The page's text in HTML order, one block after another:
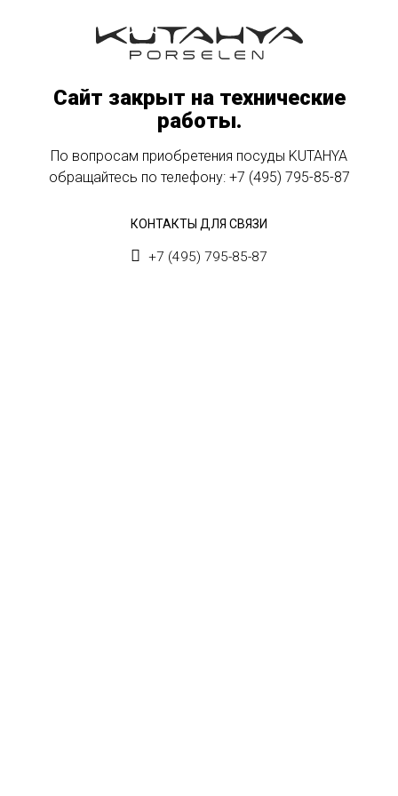
Сайт закрыт на технические
работы.
По вопросам приобретения посуды KUTAHYA
обращайтесь по телефону: +7 (495) 795-85-87
КОНТАКТЫ ДЛЯ СВЯЗИ
+7 (495) 795-85-87